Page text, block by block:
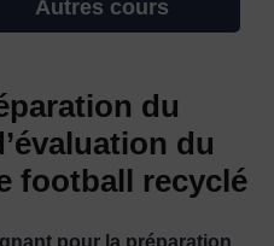
Autres cours
du
du
football recyclé